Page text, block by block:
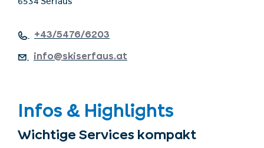
6534 Serfaus
+43/5476/6203
info@skiserfaus.at
Infos & Highlights
Wichtige Services kompakt